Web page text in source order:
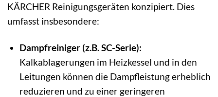
KÄRCHER Reinigungsgeräten konzipiert. Dies
umfasst insbesondere:
Dampfreiniger (z.B. SC-Serie):
Kalkablagerungen im Heizkessel und in den
Leitungen können die Dampfleistung erheblich
reduzieren und zu einer geringeren